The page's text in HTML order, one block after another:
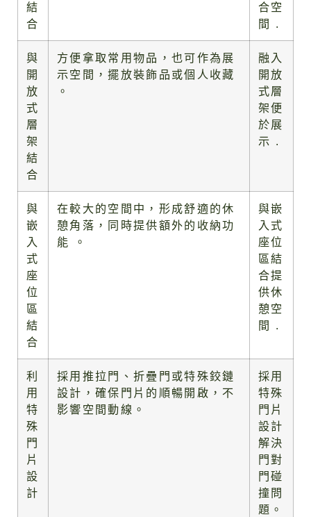
結
合
合空
間 .
與
開
放
式
層
架
結
合
方便拿取常用物品，也可作為展
示空間，擺放裝飾品或個人收藏
。
融入
開放
式層
架便
於展
示 .
與
嵌
入
式
座
位
區
結
合
在較大的空間中，形成舒適的休
憩角落，同時提供額外的收納功
能 。
與嵌
入式
座位
區結
合提
供休
憩空
間 .
利
用
特
殊
門
片
設
計
採用推拉門、折疊門或特殊鉸鏈
設計，確保門片的順暢開啟，不
影響空間動線。
採用
特殊
門片
設計
解決
門對
門碰
撞問
題。